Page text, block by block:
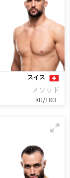
スイス
メソッド
KO/TKO